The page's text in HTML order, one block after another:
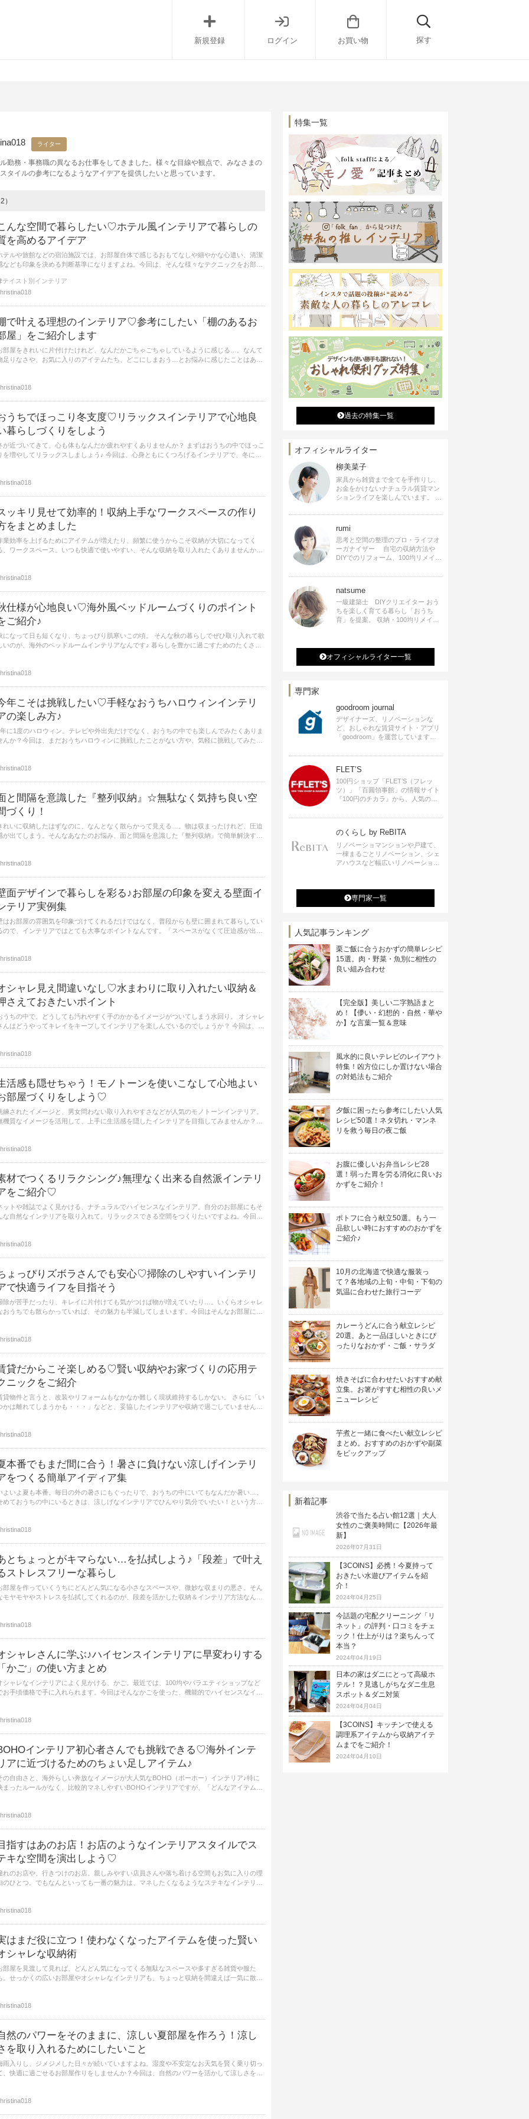
新規登録 ログイン お買い物 探す
ライター
勤務・事務職の異なるお仕事をしてきました。様々な目線や観点で、みなさまの
タイルの参考になるようなアイデアを提供したいと思っています。
んな空間で暮らしたい♡ホテル風インテリアで暮らしの
を高めるアイデア
テルや旅館などの宿泊施設では、お部屋自体で感じるおもてなしや細やかな心遣い、清潔
なども印象を決める判断基準になりますよね。今回は、そんな様々なテクニックをお部屋
テイスト別インテリア
で叶える理想のインテリア♡参考にしたい「棚のあるお
屋」をご紹介します
部屋をきれいに片付けたけれど、なんだかごちゃごちゃしているように感じる…。なんて
足りなさや、お気に入りのアイテムたち、どこにしまおう…とお悩みに感じたことはあり
うちでほっこり冬支度♡リラックスインテリアで心地良
暮らしづくりをしよう
が近づいてきて、心も体もなんだか疲れやすくありませんか？ まずはおうちの中でほっこ
を増やしてリラックスしましょう♪ 今回は、心身ともにくつろげるインテリアで、冬にピ
ッキリ見せて効率的！収納上手なワークスペースの作り
をまとめました
業効率を上げるためにアイテムが増えたり、頻繁に使うからこそ収納が大切になってく
、ワークスペース。いつも快適で使いやすい、そんな収納を取り入れたくありませんか？
仕様が心地良い♡海外風ベッドルームづくりのポイント
ご紹介♪
になって日も短くなり、ちょっぴり肌寒いこの頃。 そんな秋の暮らしでぜひ取り入れて欲
いのが、海外のベッドルームインテリアなんです♪ 暮らしを豊かに過ごすためのたくさん
年こそは挑戦したい♡手軽なおうちハロウィンインテリ
の楽しみ方♪
に1度のハロウィン。テレビや外出先だけでなく、おうちの中でも楽しんでみたくありま
んか？今回は、まだおうちハロウィンに挑戦したことがない方や、気軽に挑戦してみたい
と間隔を意識した『整列収納』☆無駄なく気持ち良い空
づくり！
れいに収納したはずなのに、なんとなく散らかって見える…。物は収まったけれど、圧迫
が出てしまう。そんなあなたのお悩み、面と間隔を意識した『整列収納』で簡単解決する
面デザインで暮らしを彩る♪お部屋の印象を変える壁面イ
テリア実例集
はお部屋の雰囲気を印象づけてくれるだけではなく、普段からも壁に囲まれて暮らしてい
ので、インテリアではとても大事なポイントなんです。「スペースがなくて圧迫感が出そ
シャレ見え間違いなし♡水まわりに取り入れたい収納＆
さえておきたいポイント
うちの中で、どうしても汚れやすく手のかかるイメージがついてしまう水回り。 オシャレ
んはどうやってキレイをキープしてインテリアを楽しんでいるのでしょうか？ 今回は、み
活感も隠せちゃう！モノトーンを使いこなして心地よい
部屋づくりをしよう♡
練されたイメージと、男女問わない取り入れやすさなどが人気のモノトーンインテリア。
機質なイメージを活用して、上手に生活感を隠したインテリアを目指してみませんか？さ
材でつくるリラクシング♪無理なく出来る自然派インテリ
をご紹介♡
ットや雑誌でよく見かける、ナチュラルでハイセンスなインテリア。自分のお部屋にもそ
な自然なインテリアを取り入れて、リラックスできる空間をつくりたいですよね。今回は
ょっぴりズボラさんでも安心♡掃除のしやすいインテリ
で快適ライフを目指そう
除が苦手だったり、キレイに片付けても気がつけば物が増えていたり…。いくらオシャレ
おうちでも散らかっていれば、その魅力も半減してしまいます。今回はそんなお部屋に近
貸だからこそ楽しめる♡賢い収納やお家づくりの応用テ
ニックをご紹介
貸物件と言うと、改装やリフォームもなかなか難しく現状維持するしかない。 さらに「い
かは離れてしまうかも・・・」などと、妥協したインテリアや収納で過ごしていません
本番でもまだ間に合う！暑さに負けない涼しげインテリ
をつくる簡単アイディア集
よいよ夏も本番。毎日の外の暑さにもぐったりで、おうちの中にいてもなんだか暑い…。
めておうちの中にいるときは、涼しげなインテリアでひんやり気分でいたい！という方も
とちょっとがキマらない…を払拭しよう♪「段差」で叶え
ストレスフリーな暮らし
部屋を作っていくうちにどんどん気になる小さなスペースや、微妙な収まりの悪さ。そん
モヤモヤやストレスを払拭してくれるのが、段差を活かした収納＆インテリア方法なんで
シャレさんに学ぶ♪ハイセンスインテリアに早変わりする
かご」の使い方まとめ
シャレなインテリアによく見かける、かご。最近では、100均やバラエティショップなど
お手頃価格で手に入れられます。今回はそんなかごを使った、機能的でハイセンスなイン
インテリア初心者さんでも挑戦できる♡海外インテ
アに近づけるためのちょい足しアイテム♪
の自由さと、海外らしい奔放なイメージが大人気なBOHO（ボーホー）インテリア♪特に
まったルールがなく、比較的マネしやすいBOHOインテリアですが、「どんなアイテムを
指すはあのお店！お店のようなインテリアスタイルでス
キな空間を演出しよう♡
れのお店や、行きつけのお店。親しみやすい店員さんや落ち着ける空間もお気に入りの理
のひとつ。でもなんといっても一番の魅力は、マネしたくなるようなステキなインテリア
はまだ役に立つ！使わなくなったアイテムを使った賢い
シャレな収納術
部屋を見渡して見れば、どんどん気になってくる無駄なスペースや多すぎる雑貨や服た
。せっかくの広いお部屋やオシャレなインテリアも、ちょっと収納を間違えば一気に散漫
然のパワーをそのままに、涼しい夏部屋を作ろう！涼し
を取り入れるためにしたいこと
雨入りし、ジメジメした日々が続いていますよね。湿度や不安定なお天気を賢く乗り切っ
、快適に過ごせるお部屋作りをしませんか？今回は、自然のパワーを活かして涼しさを取
特集一覧
過去の特集一覧
オフィシャルライター
柳美菜子
家具から雑貨まで全てを手作りし、
お金をかけないナチュラル賃貸マン
ションライフを楽しんでいます。 ハ
る著書も出版、また様々なメディア
でも執筆しています。
rumi
思考と空間の整理のプロ・ライフオ
ーガナイザー 自宅の収納方法や
DIYでのリフォーム、100均リメイク
ク、インテリアの記事の執筆、雑
プロデュース 2016年９月に宝島社
より【Rumiのおうち時間を楽しむイ
ンテリア】を出版しました。
natsume
一級建築士 DIYクリエイター おう
ちを楽しく育てる暮らし「おうち
育」を提案。 収納・100均リメイ
いアンティークな部屋つくり 雑誌
オフィシャルライター一覧
専門家
goodroom journal
デザイナーズ、リノベーションな
ど、おしゃれな賃貸サイト・アプリ
「goodroom」を運営しています。
り暮らしのアイディアなど、賃貸で
ヒントをお届けします。
FLET’S
100円ショップ「FLET’S（フレッ
ツ）」「百圓領事館」の情報サイト
『100円のチカラ』から、人気の記
のくらし by ReBITA
リノベーショマンションや戸建て、
一棟まるごとリノベーション、シェ
アハウスなど幅広いリノベーション
スなど、「住む」だけではなく「働
く」「遊ぶ」「学ぶ」「旅する」と
いった領域でも、暮らしや生き方を
専門家一覧
人気記事ランキング
栗ご飯に合うおかずの簡単レシピ
15選。肉・野菜・魚別に相性の
良い組み合わせ
【完全版】美しい二字熟語まと
め！【儚い・幻想的・自然・華や
か】な言葉一覧＆意味
風水的に良いテレビのレイアウト
特集！凶方位にしか置けない場合
の対処法もご紹介
夕飯に困ったら参考にしたい人気
レシピ50選！ネタ切れ・マンネ
リを救う毎日の夜ご飯
お腹に優しいお弁当レシピ28
選！弱った胃を労る消化に良いお
かずをご紹介！
ポトフに合う献立50選。もう一
品欲しい時におすすめのおかずを
ご紹介♪
10月の北海道で快適な服装っ
て？各地域の上旬・中旬・下旬の
気温に合わせた旅行コーデ
カレーうどんに合う献立レシピ
20選。あと一品ほしいときにぴ
ったりなおかず・ご飯・サラダ
焼きそばに合わせたいおすすめ献
立集。お箸がすすむ相性の良いメ
ニューレシピ
芋煮と一緒に食べたい献立レシピ
まとめ。おすすめのおかずや副菜
をピックアップ
新着記事
渋谷で当たる占い館12選｜大人
女性のご褒美時間に【2026年最
新】
2026年07月31日
【3COINS】必携！今夏持って
おきたい水遊びアイテムを紹
介！
2024年04月25日
今話題の宅配クリーニング「リ
ネット」の評判・口コミをチェ
ック！仕上がりは？楽ちんって
本当？
2024年04月19日
日本の家はダニにとって高級ホ
テル！？見逃しがちなダニ生息
スポット＆ダニ対策
2024年04月04日
【3COINS】キッチンで使える
調理系アイテムから収納アイテ
ムまでをご紹介！
2024年04月10日